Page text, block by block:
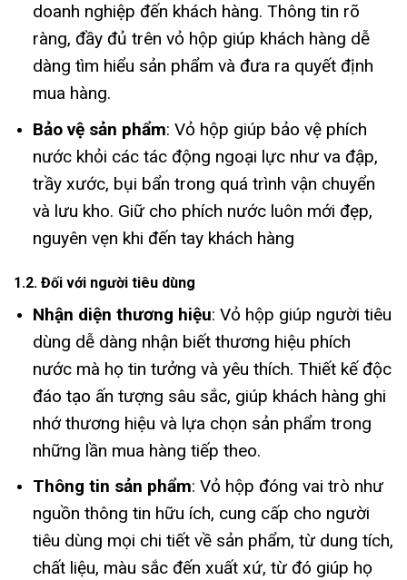
doanh nghiệp đến khách hàng. Thông tin rõ
ràng, đầy đủ trên vỏ hộp giúp khách hàng dễ
dàng tìm hiểu sản phẩm và đưa ra quyết định
mua hàng.
Bảo vệ sản phẩm: Vỏ hộp giúp bảo vệ phích
nước khỏi các tác động ngoại lực như va đập,
trầy xước, bụi bẩn trong quá trình vận chuyển
và lưu kho. Giữ cho phích nước luôn mới đẹp,
nguyên vẹn khi đến tay khách hàng
1.2. Đối với người tiêu dùng
Nhận diện thương hiệu: Vỏ hộp giúp người tiêu
dùng dễ dàng nhận biết thương hiệu phích
nước mà họ tin tưởng và yêu thích. Thiết kế độc
đáo tạo ấn tượng sâu sắc, giúp khách hàng ghi
nhớ thương hiệu và lựa chọn sản phẩm trong
những lần mua hàng tiếp theo.
Thông tin sản phẩm: Vỏ hộp đóng vai trò như
nguồn thông tin hữu ích, cung cấp cho người
tiêu dùng mọi chi tiết về sản phẩm, từ dung tích,
chất liệu, màu sắc đến xuất xứ, từ đó giúp họ